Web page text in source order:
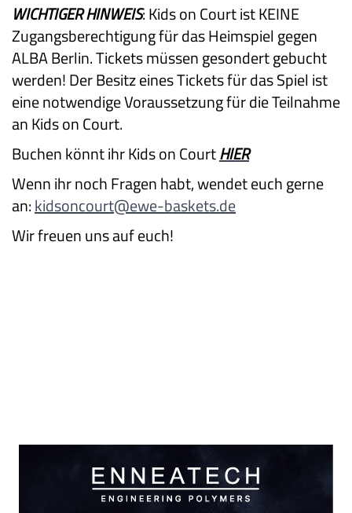
WICHTIGER HINWEIS: Kids on Court ist KEINE
Zugangsberechtigung für das Heimspiel gegen
ALBA Berlin. Tickets müssen gesondert gebucht
werden! Der Besitz eines Tickets für das Spiel ist
eine notwendige Voraussetzung für die Teilnahme
an Kids on Court.
Buchen könnt ihr Kids on CourtHIER
Wenn ihr noch Fragen habt, wendet euch gerne
an:kidsoncourt@ewe-baskets.de
Wir freuen uns auf euch!